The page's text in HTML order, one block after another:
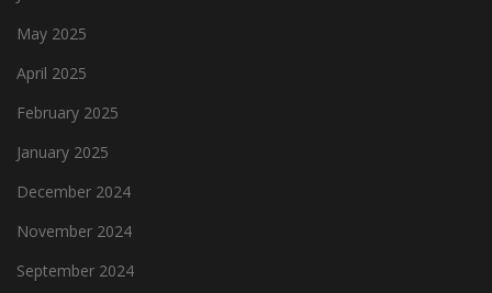
May 2025
April 2025
February 2025
January 2025
December 2024
November 2024
September 2024